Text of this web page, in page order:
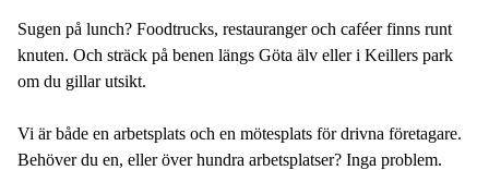
Sugen på lunch? Foodtrucks, restauranger och caféer finns runt
knuten. Och sträck på benen längs Göta älv eller i Keillers park
om du gillar utsikt.
Vi är både en arbetsplats och en mötesplats för drivna företagare.
Behöver du en, eller över hundra arbetsplatser? Inga problem.